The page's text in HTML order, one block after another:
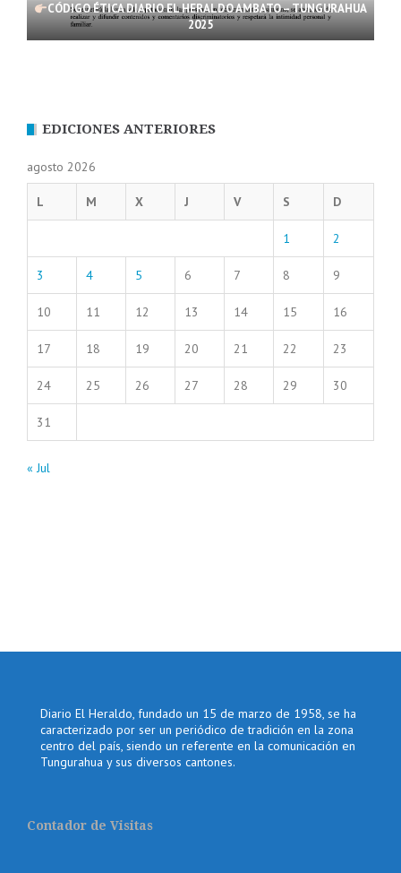
CÓDIGO ÉTICA DIARIO EL HERALDO AMBATO – TUNGURAHUA
2025
EDICIONES ANTERIORES
agosto 2026
L M X J V S D
1 2
3 4 5 6 7 8 9
10 11 12 13 14 15 16
17 18 19 20 21 22 23
24 25 26 27 28 29 30
31
« Jul
Diario El Heraldo, fundado un 15 de marzo de 1958, se ha
caracterizado por ser un periódico de tradición en la zona
centro del país, siendo un referente en la comunicación en
Tungurahua y sus diversos cantones.
Contador de Visitas